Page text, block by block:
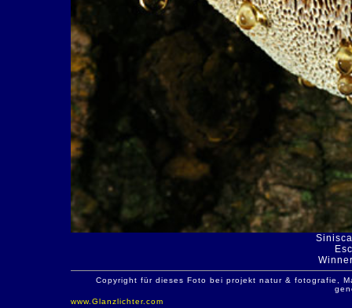
Copyright für dieses Foto bei projekt natur & fotografie,
www.Glanzlichter.com